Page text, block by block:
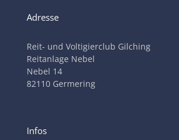
Adresse
Reit- und Voltigierclub Gilching
Reitanlage Nebel
Nebel 14
82110 Germering
Infos